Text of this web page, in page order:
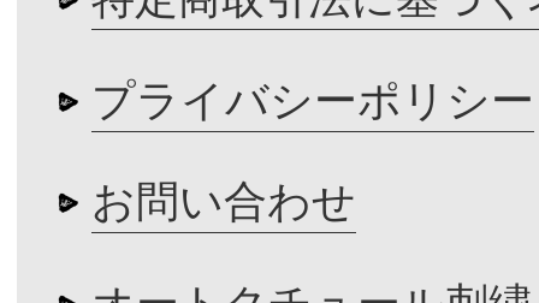
プライバシーポリシー
お問い合わせ